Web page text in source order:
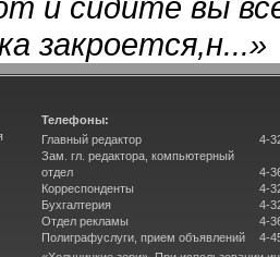
закроется,н...»
Телефоны:
Главный редактор
Зам. гл. редактора, компьютерный
отдел
Корреспонденты
Бухгалтерия
Отдел рекламы
Полиграфуслуги, прием объявлений
4-
4-
4-
4-
4-
4-